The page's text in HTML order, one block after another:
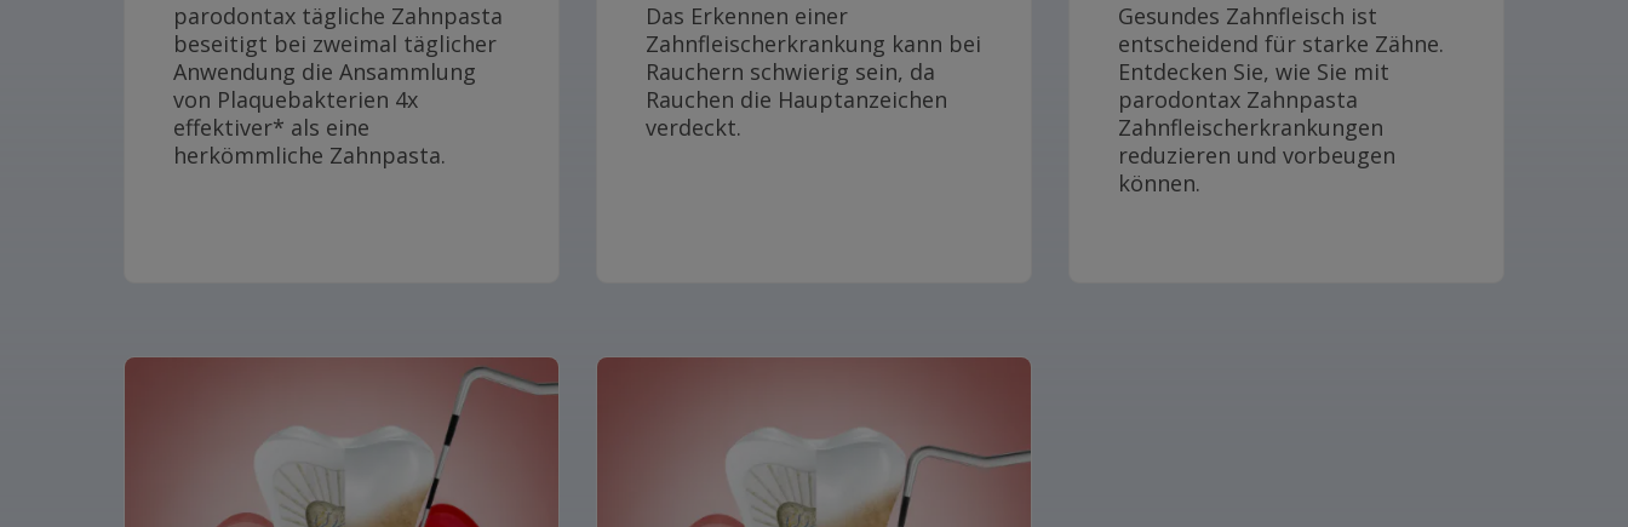
parodontax tägliche Zahnpasta
beseitigt bei zweimal täglicher
Anwendung die Ansammlung
von Plaquebakterien 4x
effektiver* als eine
herkömmliche Zahnpasta.
Das Erkennen einer
Zahnfleischerkrankung kann bei
Rauchern schwierig sein, da
Rauchen die Hauptanzeichen
verdeckt.
Gesundes Zahnfleisch ist
entscheidend für starke Zähne.
Entdecken Sie, wie Sie mit
parodontax Zahnpasta
Zahnfleischerkrankungen
reduzieren und vorbeugen
können.